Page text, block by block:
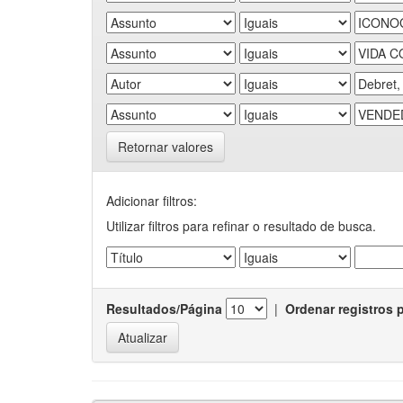
Retornar valores
Adicionar filtros:
Utilizar filtros para refinar o resultado de busca.
Resultados/Página | Ordenar registros